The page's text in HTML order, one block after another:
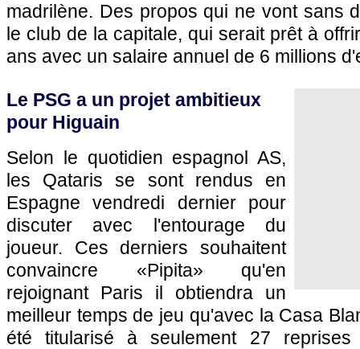
madrilène. Des propos qui ne vont sans
le club de la capitale, qui serait prêt à
ans avec un salaire annuel de 6 millions
Le PSG a un projet ambitieux
pour Higuain
Selon le quotidien espagnol AS,
les Qataris se sont rendus en
Espagne vendredi dernier pour
discuter avec l'entourage du
joueur. Ces derniers souhaitent
convaincre «Pipita» qu'en
rejoignant Paris il obtiendra un
meilleur temps de jeu qu'avec la Casa
été titularisé à seulement 27